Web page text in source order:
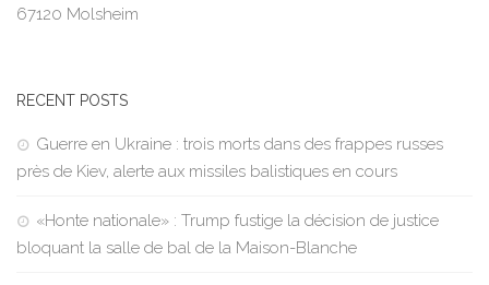
67120 Molsheim
RECENT POSTS
Guerre en Ukraine : trois morts dans des frappes russes
près de Kiev, alerte aux missiles balistiques en cours
«Honte nationale» : Trump fustige la décision de justice
bloquant la salle de bal de la Maison-Blanche